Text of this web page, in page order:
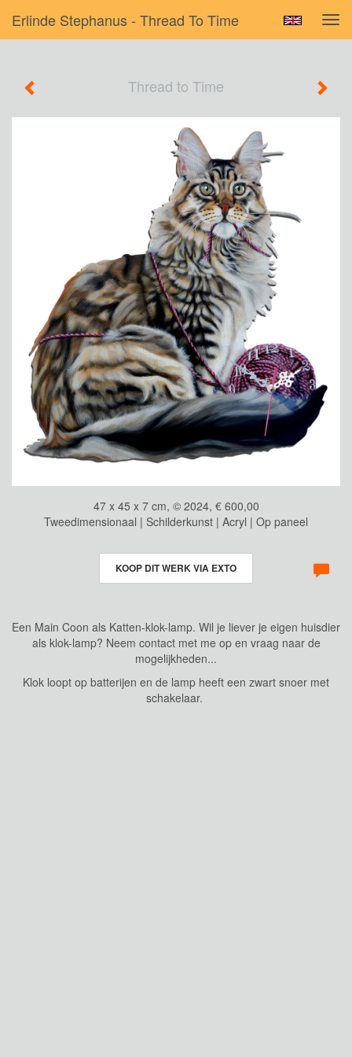
Erlinde Stephanus - Thread To Time
Thread to Time
47 x 45 x 7 cm, © 2024, € 600,00
Tweedimensionaal | Schilderkunst | Acryl | Op paneel
KOOP DIT WERK VIA EXTO
Een Main Coon als Katten-klok-lamp. Wil je liever je eigen huisdier
als klok-lamp? Neem contact met me op en vraag naar de
mogelijkheden...
Klok loopt op batterijen en de lamp heeft een zwart snoer met
schakelaar.